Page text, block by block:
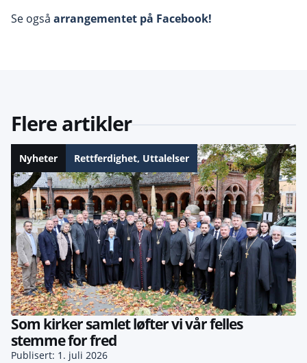
Se også arrangementet på Facebook!
Flere artikler
Nyheter Rettferdighet, Uttalelser
Som kirker samlet løfter vi vår felles
stemme for fred
Publisert: 1. juli 2026